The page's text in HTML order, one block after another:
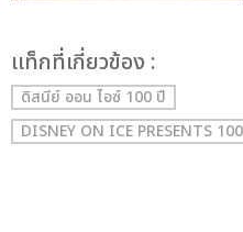
เเท็กที่เกี่ยวข้อง :
ดิสนีย์ ออน ไอซ์ 100 ปี
DISNEY ON ICE PRESENTS